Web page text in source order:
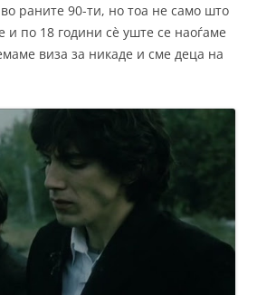
раните 90-ти, но тоа не само што
и по 18 години сè уште се наоѓаме
виза за никаде и сме деца на